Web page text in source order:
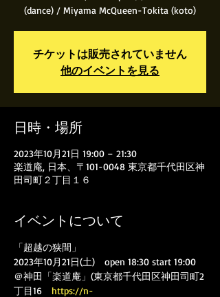
(dance) / Miyama McQueen-Tokita (koto)
チケットは販売されていません
他のイベントを見る
日時・場所
2023年10月21日 19:00 – 21:30
楽道庵, 日本、〒101-0048 東京都千代田区神
田司町２丁目１６
イベントについて
「超越の狭間」
2023年10月21日(土)　open 18:30 start 19:00
＠神田「楽道庵」(東京都千代田区神田司町2
丁目16 https://n-